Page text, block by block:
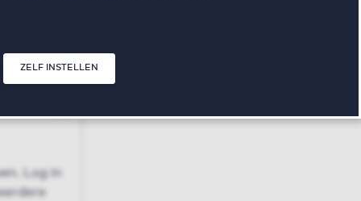
ZELF INSTELLEN
Log in